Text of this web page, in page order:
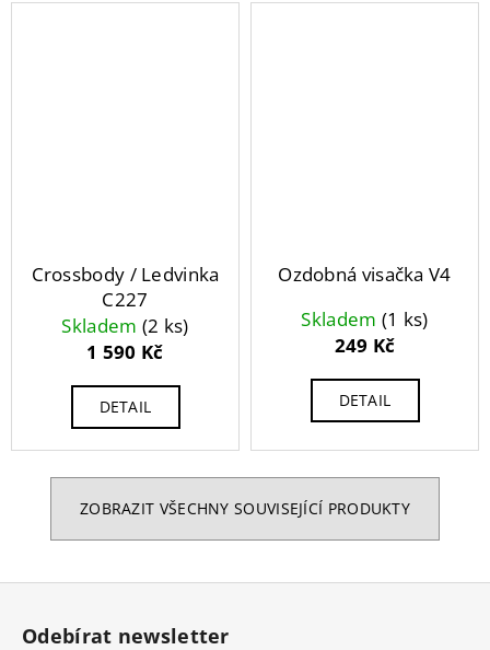
Crossbody / Ledvinka
C227
Skladem (2 ks)
1 590 Kč
DETAIL
Ozdobná visačka V4
Skladem (1 ks)
249 Kč
DETAIL
ZOBRAZIT VŠECHNY SOUVISEJÍCÍ PRODUKTY
Z
Odebírat newsletter